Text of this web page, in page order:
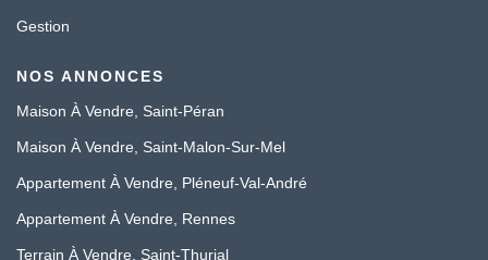
Gestion
NOS ANNONCES
Maison À Vendre, Saint-Péran
Maison À Vendre, Saint-Malon-Sur-Mel
Appartement À Vendre, Pléneuf-Val-André
Appartement À Vendre, Rennes
Terrain À Vendre, Saint-Thurial